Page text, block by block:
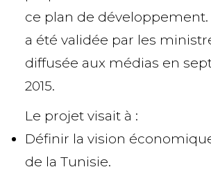
ce plan de
a été validée par les
diffusée aux médias en
2015.
Le projet visait à :
Définir la vision
de la Tunisie.